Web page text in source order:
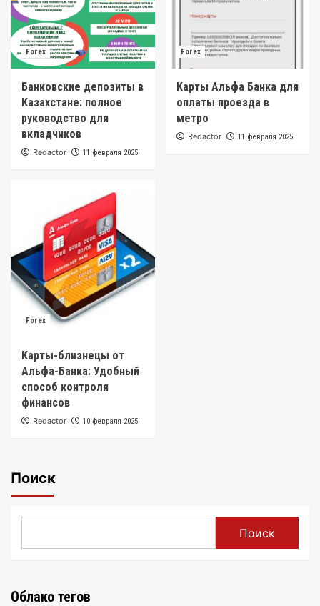
Forex
Банковские депозиты в
Казахстане: полное
руководство для
вкладчиков
Redactor 11 февраля 2025
Forex
Карты Альфа Банка для
оплаты проезда в
метро
Redactor 11 февраля 2025
Forex
Карты-близнецы от
Альфа-Банка: Удобный
способ контроля
финансов
Redactor 10 февраля 2025
Поиск
Поиск
Облако тегов